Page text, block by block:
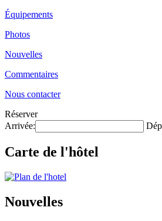
Équipements
Photos
Nouvelles
Commentaires
Nous contacter
Réserver
Arrivée:
Carte de l'hôtel
Nouvelles